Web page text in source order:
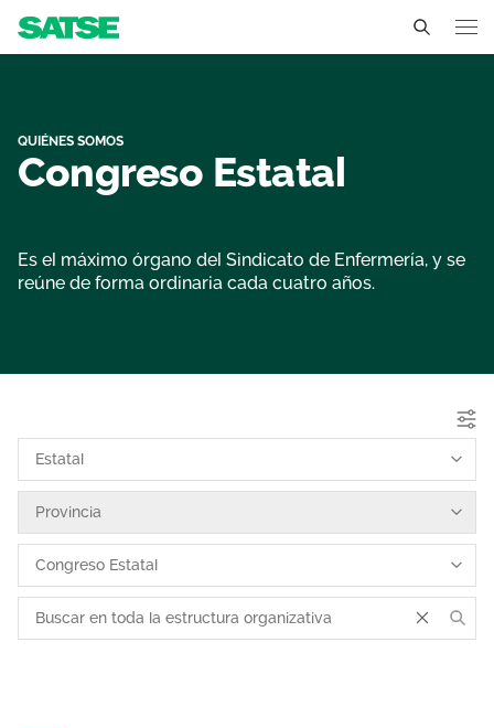
Conócenos
Un sindicato profesional e independiente
Estructura organizativa
Nuestro trabajo
Ámbitos de negociación
Qué ofrecemos
Temas
Sala de prensa
Perspectivas
Vídeos
Contáctanos
Únete
QUIÉNES SOMOS
Congreso Estatal
Es el máximo órgano del Sindicato de Enfermería, y se
reúne de forma ordinaria cada cuatro años.